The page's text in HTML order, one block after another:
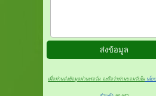
เมื่อท่านส่งข้อมูลผ่านฟอร์ม จะถือว่าท่านยอมรับในนโย